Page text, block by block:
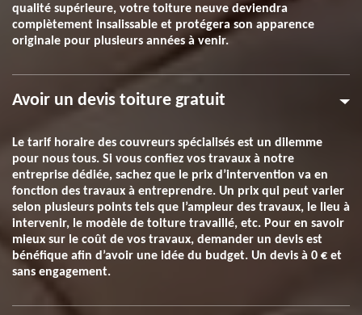
qualité supérieure, votre toiture neuve deviendra
complètement insalissable et protégera son apparence
originale pour plusieurs années à venir.
Avoir un devis toiture gratuit
Le tarif horaire des couvreurs spécialisés est un dilemme
pour nous tous. Si vous confiez vos travaux à notre
entreprise dédiée, sachez que le prix d’intervention va en
fonction des travaux à entreprendre. Un prix qui peut varier
selon plusieurs points tels que l’ampleur des travaux, le lieu à
intervenir, le modèle de toiture travaillé, etc. Pour en savoir
mieux sur le coût de vos travaux, demander un devis est
bénéfique afin d’avoir une idée du budget. Un devis à 0 € et
sans engagement.